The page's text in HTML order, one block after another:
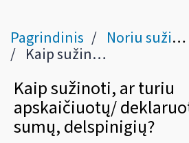
Pagrindinis Noriu sužinoti apie savo mokesčius, baudas ir permokas
Kaip sužinoti, ar turiu mokesčių prievolių, skolų?
Kaip sužinoti, ar turiu
apskaičiuotų/
sumų, delspinigių?